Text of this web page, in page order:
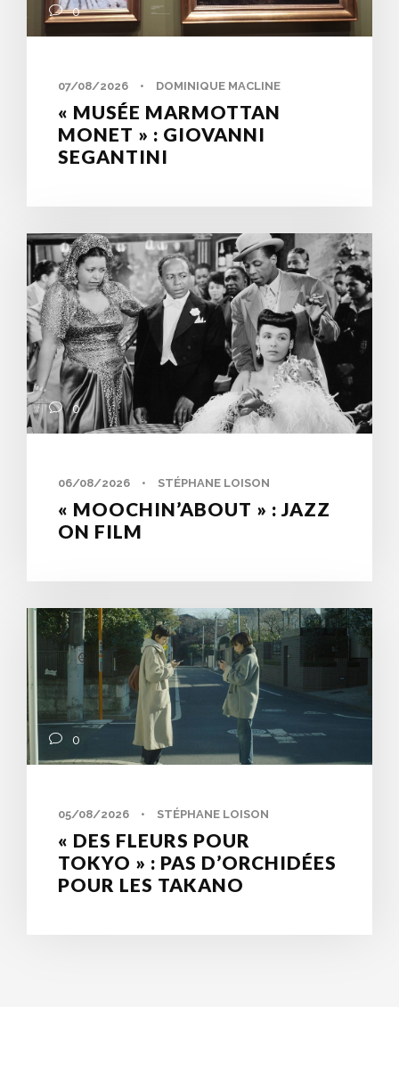
0
07/08/2026 • DOMINIQUE MACLINE
« MUSÉE MARMOTTAN
MONET » : GIOVANNI
SEGANTINI
0
06/08/2026 • STÉPHANE LOISON
« MOOCHIN’ABOUT » : JAZZ
ON FILM
0
05/08/2026 • STÉPHANE LOISON
« DES FLEURS POUR
TOKYO » : PAS D’ORCHIDÉES
POUR LES TAKANO